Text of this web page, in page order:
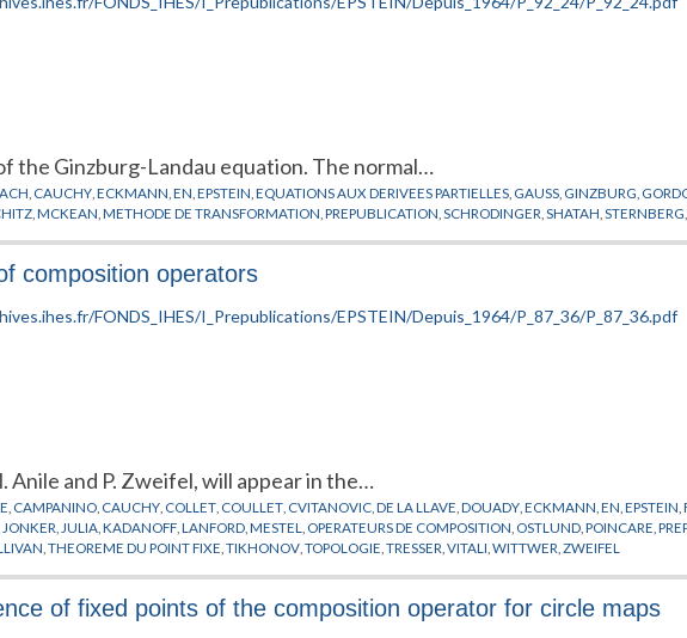
the Ginzburg-Landau equation. The normal…
CAUCHY ,ECKMANN ,EN ,EPSTEIN ,EQUATIONS AUX DERIVEES PARTIELLES GAUSS GINZBURG
,MCKEAN ,METHODE DE TRANSFORMATION ,PREPUBLICATION ,SCHRODINGER ,SHATAH ,STERNBERG
composition operators
Anile and P. Zweifel, will appear in the…
CAMPANINO CAUCHY COLLET COULLET CVITANOVIC ,DE LA LLAVE ,DOUADY ,ECKMANN ,EN ,EPSTEIN ,
JONKER JULIA ,KADANOFF ,LANFORD ,MESTEL OPERATEURS DE COMPOSITION OSTLUND ,POINCARE ,
,THEOREME DU POINT FIXE ,TIKHONOV ,TOPOLOGIE ,TRESSER ,VITALI ,WITTWER ,ZWEIFEL
of fixed points of the composition operator for circle maps